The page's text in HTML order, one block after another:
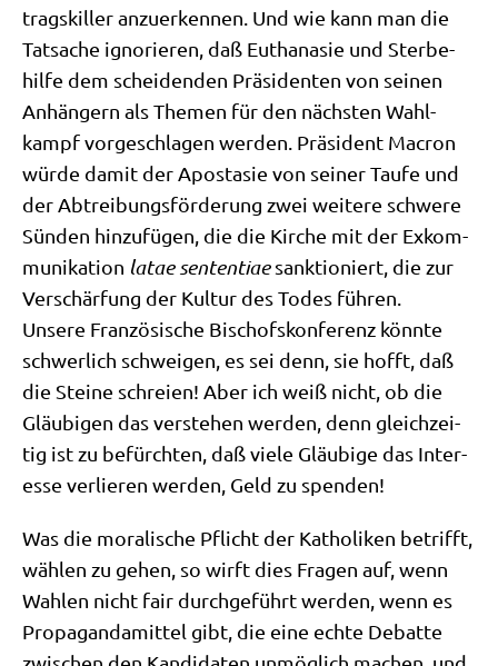
trags­kil­ler anzu­er­ken­nen. Und wie kann man die
Tat­sa­che igno­rie­ren, daß Eutha­na­sie und Ster­be­
hil­fe dem schei­den­den Prä­si­den­ten von sei­nen
Anhän­gern als The­men für den näch­sten Wahl­
kampf vor­ge­schla­gen wer­den. Prä­si­dent Macron
wür­de damit der Apo­sta­sie von sei­ner Tau­fe und
der Abtrei­bungs­för­de­rung zwei wei­te­re schwe­re
Sün­den hin­zu­fü­gen, die die Kir­che mit der Exkom­
mu­ni­ka­ti­on latae sen­ten­tiaesank­tio­niert, die zur
Ver­schär­fung der Kul­tur des Todes füh­ren.
Unse­re Fran­zö­si­sche Bischofs­kon­fe­renz könn­te
schwer­lich schwei­gen, es sei denn, sie hofft, daß
die Stei­ne schrei­en! Aber ich weiß nicht, ob die
Gläu­bi­gen das ver­ste­hen wer­den, denn gleich­zei­
tig ist zu befürch­ten, daß vie­le Gläu­bi­ge das Inter­
es­se ver­lie­ren wer­den, Geld zu spenden!
Was die mora­li­sche Pflicht der Katho­li­ken betrifft,
wäh­len zu gehen, so wirft dies Fra­gen auf, wenn
Wah­len nicht fair durch­ge­führt wer­den, wenn es
Pro­pa­gan­da­mit­tel gibt, die eine ech­te Debat­te